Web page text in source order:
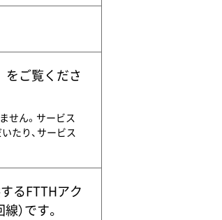
をご覧くださ
せん。サービス
たり、サービス
るFTTHアク
）です。